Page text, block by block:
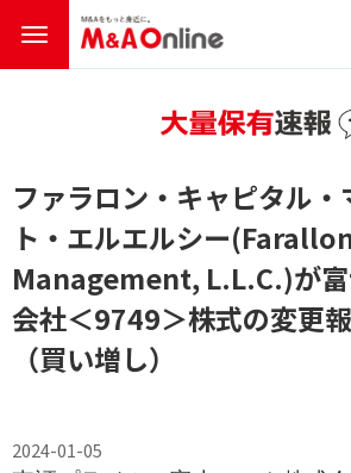
ファラロン・キャピタル・
ト・エルエルシー
Management, L.L.C.)が
会社＜9749＞株式の変更
（買い増し）
2024-01-05